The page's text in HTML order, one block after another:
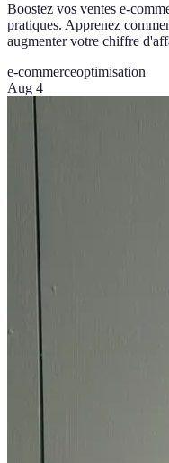
Boostez vos ventes e-
pratiques. Apprenez
augmenter votre chiffre
e-commerceoptimisation
Aug 4